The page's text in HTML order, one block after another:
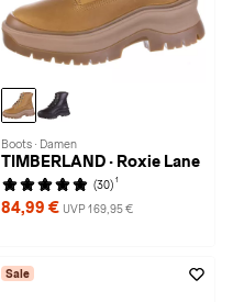
Boots · Damen
TIMBERLAND · Roxie Lane
(30) 1
84,99 € UVP 169,95 €
Sale